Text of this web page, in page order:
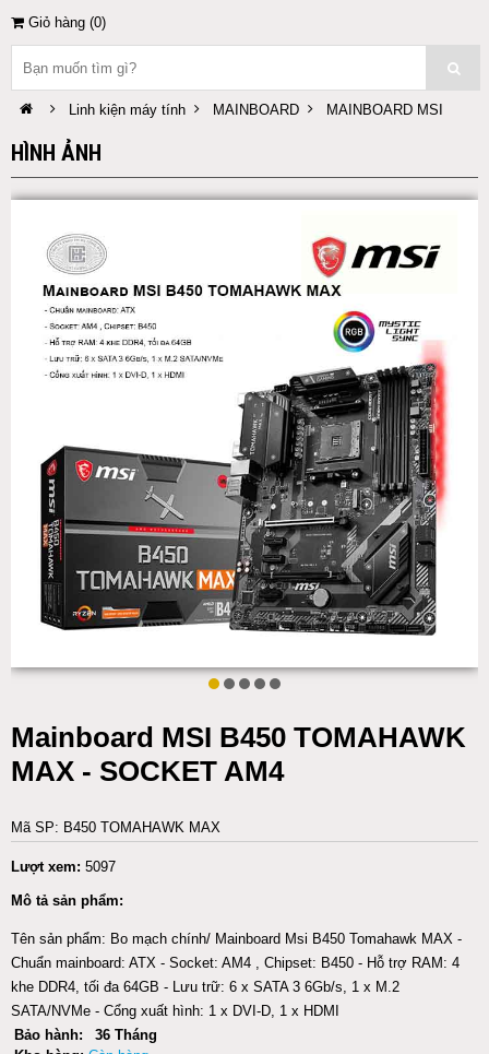
Giỏ hàng (0)
Linh kiện máy tính MAINBOARD MAINBOARD MSI
HÌNH ẢNH
Mainboard MSI B450 TOMAHAWK
MAX - SOCKET AM4
Mã SP: B450 TOMAHAWK MAX
Lượt xem: 5097
Mô tả sản phẩm:
Tên sản phẩm: Bo mạch chính/ Mainboard Msi B450 Tomahawk MAX -
Chuẩn mainboard: ATX - Socket: AM4 , Chipset: B450 - Hỗ trợ RAM: 4
khe DDR4, tối đa 64GB - Lưu trữ: 6 x SATA 3 6Gb/s, 1 x M.2
SATA/NVMe - Cổng xuất hình: 1 x DVI-D, 1 x HDMI
Bảo hành:
36 Tháng